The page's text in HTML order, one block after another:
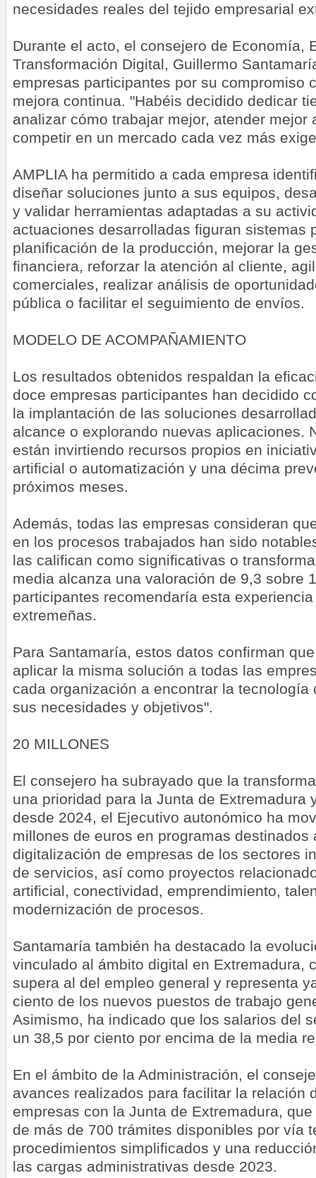
necesidades reales del tejido empresarial
Durante el acto, el consejero de Economía,
Transformación Digital, Guillermo
empresas participantes por su compromiso
mejora continua. "Habéis decidido dedicar
analizar cómo trabajar mejor, atender mejor
competir en un mercado cada vez más
AMPLIA ha permitido a cada empresa
diseñar soluciones junto a sus equipos,
y validar herramientas adaptadas a su
actuaciones desarrolladas figuran sistemas
planificación de la producción, mejorar la
financiera, reforzar la atención al cliente,
comerciales, realizar análisis de
pública o facilitar el seguimiento de envíos.
MODELO DE ACOMPAÑAMIENTO
Los resultados obtenidos respaldan la
doce empresas participantes han decidido
la implantación de las soluciones
alcance o explorando nuevas aplicaciones.
están invirtiendo recursos propios en
artificial o automatización y una décima
próximos meses.
Además, todas las empresas consideran
en los procesos trabajados han sido
las califican como significativas o
media alcanza una valoración de 9,3 sobre
participantes recomendaría esta
extremeñas.
Para Santamaría, estos datos confirman
aplicar la misma solución a todas las
cada organización a encontrar la tecnología
sus necesidades y objetivos".
20 MILLONES
El consejero ha subrayado que la
una prioridad para la Junta de Extremadura
desde 2024, el Ejecutivo autonómico ha
millones de euros en programas destinados
digitalización de empresas de los sectores
de servicios, así como proyectos
artificial, conectividad, emprendimiento,
modernización de procesos.
Santamaría también ha destacado la
vinculado al ámbito digital en Extremadura,
supera al del empleo general y representa
ciento de los nuevos puestos de trabajo
Asimismo, ha indicado que los salarios del
un 38,5 por ciento por encima de la media
En el ámbito de la Administración, el
avances realizados para facilitar la relación
empresas con la Junta de Extremadura,
de más de 700 trámites disponibles por vía
procedimientos simplificados y una
las cargas administrativas desde 2023.